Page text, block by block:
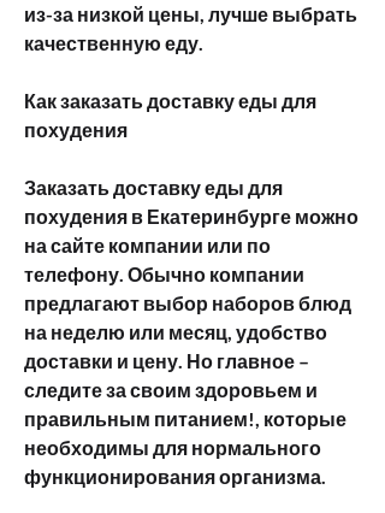
из-за низкой цены, лучше выбрать
качественную еду.
Как заказать доставку еды для
похудения
Заказать доставку еды для
похудения в Екатеринбурге можно
на сайте компании или по
телефону. Обычно компании
предлагают выбор наборов блюд
на неделю или месяц, удобство
доставки и цену. Но главное –
следите за своим здоровьем и
правильным питанием!, которые
необходимы для нормального
функционирования организма.